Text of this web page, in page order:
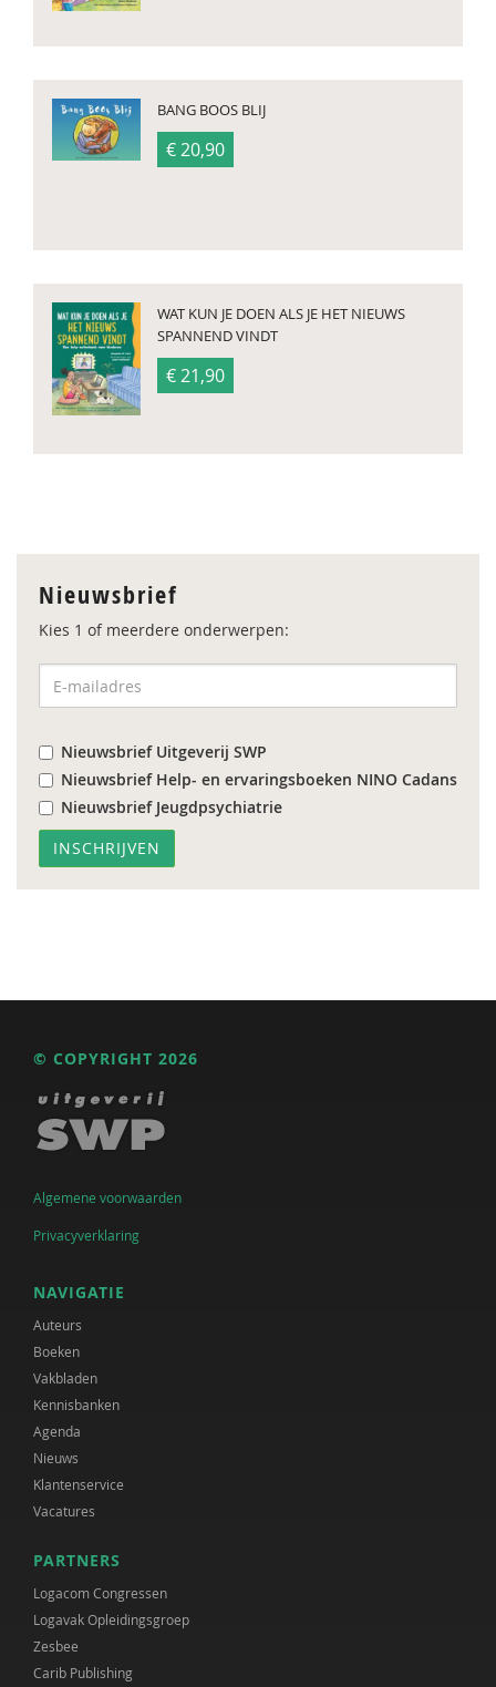
BANG BOOS BLIJ
€ 20,90
WAT KUN JE DOEN ALS JE HET NIEUWS
SPANNEND VINDT
€ 21,90
Nieuwsbrief
Kies 1 of meerdere onderwerpen:
Nieuwsbrief Uitgeverij SWP
Nieuwsbrief Help- en ervaringsboeken NINO Cadans
Nieuwsbrief Jeugdpsychiatrie
© COPYRIGHT 2026
Algemene voorwaarden
Privacyverklaring
NAVIGATIE
Auteurs
Boeken
Vakbladen
Kennisbanken
Agenda
Nieuws
Klantenservice
Vacatures
PARTNERS
Logacom Congressen
Logavak Opleidingsgroep
Zesbee
Carib Publishing